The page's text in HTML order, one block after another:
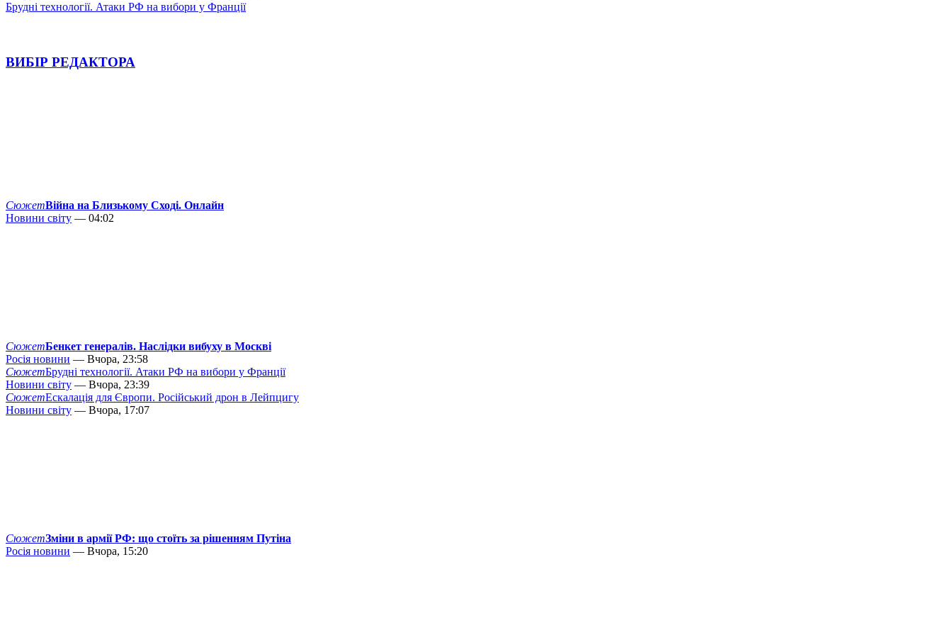
Брудні технології. Атаки РФ на вибори у Франції
ВИБІР РЕДАКТОРА
СюжетВійна на Близькому Сході. Онлайн
Новини світу — 04:02
СюжетБенкет генералів. Наслідки вибуху в Москві
Росія новини — Вчора, 23:58
СюжетБрудні технології. Атаки РФ на вибори у Франції
Новини світу — Вчора, 23:39
СюжетЕскалація для Європи. Російський дрон в Лейпцигу
Новини світу — Вчора, 17:07
СюжетЗміни в армії РФ: що стоїть за рішенням Путіна
Росія новини — Вчора, 15:20